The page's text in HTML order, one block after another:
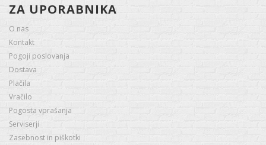
ZA UPORABNIKA
O nas
Kontakt
Pogoji poslovanja
Dostava
Plačila
Vračilo
Pogosta vprašanja
Serviserji
Zasebnost in piškotki